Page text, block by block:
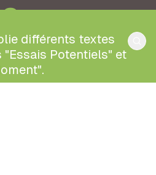
différents textes
Potentiels" et